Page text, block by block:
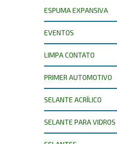
ESPUMA EXPANSIVA
EVENTOS
LIMPA CONTATO
PRIMER AUTOMOTIVO
SELANTE ACRÍLICO
SELANTE PARA VIDROS